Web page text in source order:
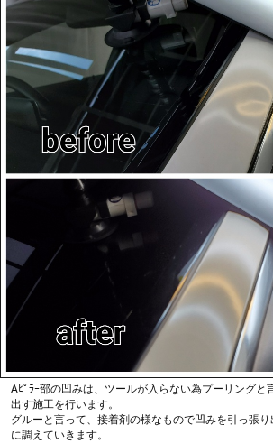
フェラーリ 430スクーデ
アルミパネル凹みデント
リング＆押し出しによる
施工 海老名で凹み修理
右ドアに複雑な凹みが2箇所有ります。
アルミパネルもデントリペアで施工可能です。
アルミパネル・複雑な凹みは、別途お見積りになりま
右ドアに複雑な凹みが2箇所有ります。
アルミパネルもデントリペアで施工可能です。
アルミパネル・複雑な凹みは、別途お見積りになりま